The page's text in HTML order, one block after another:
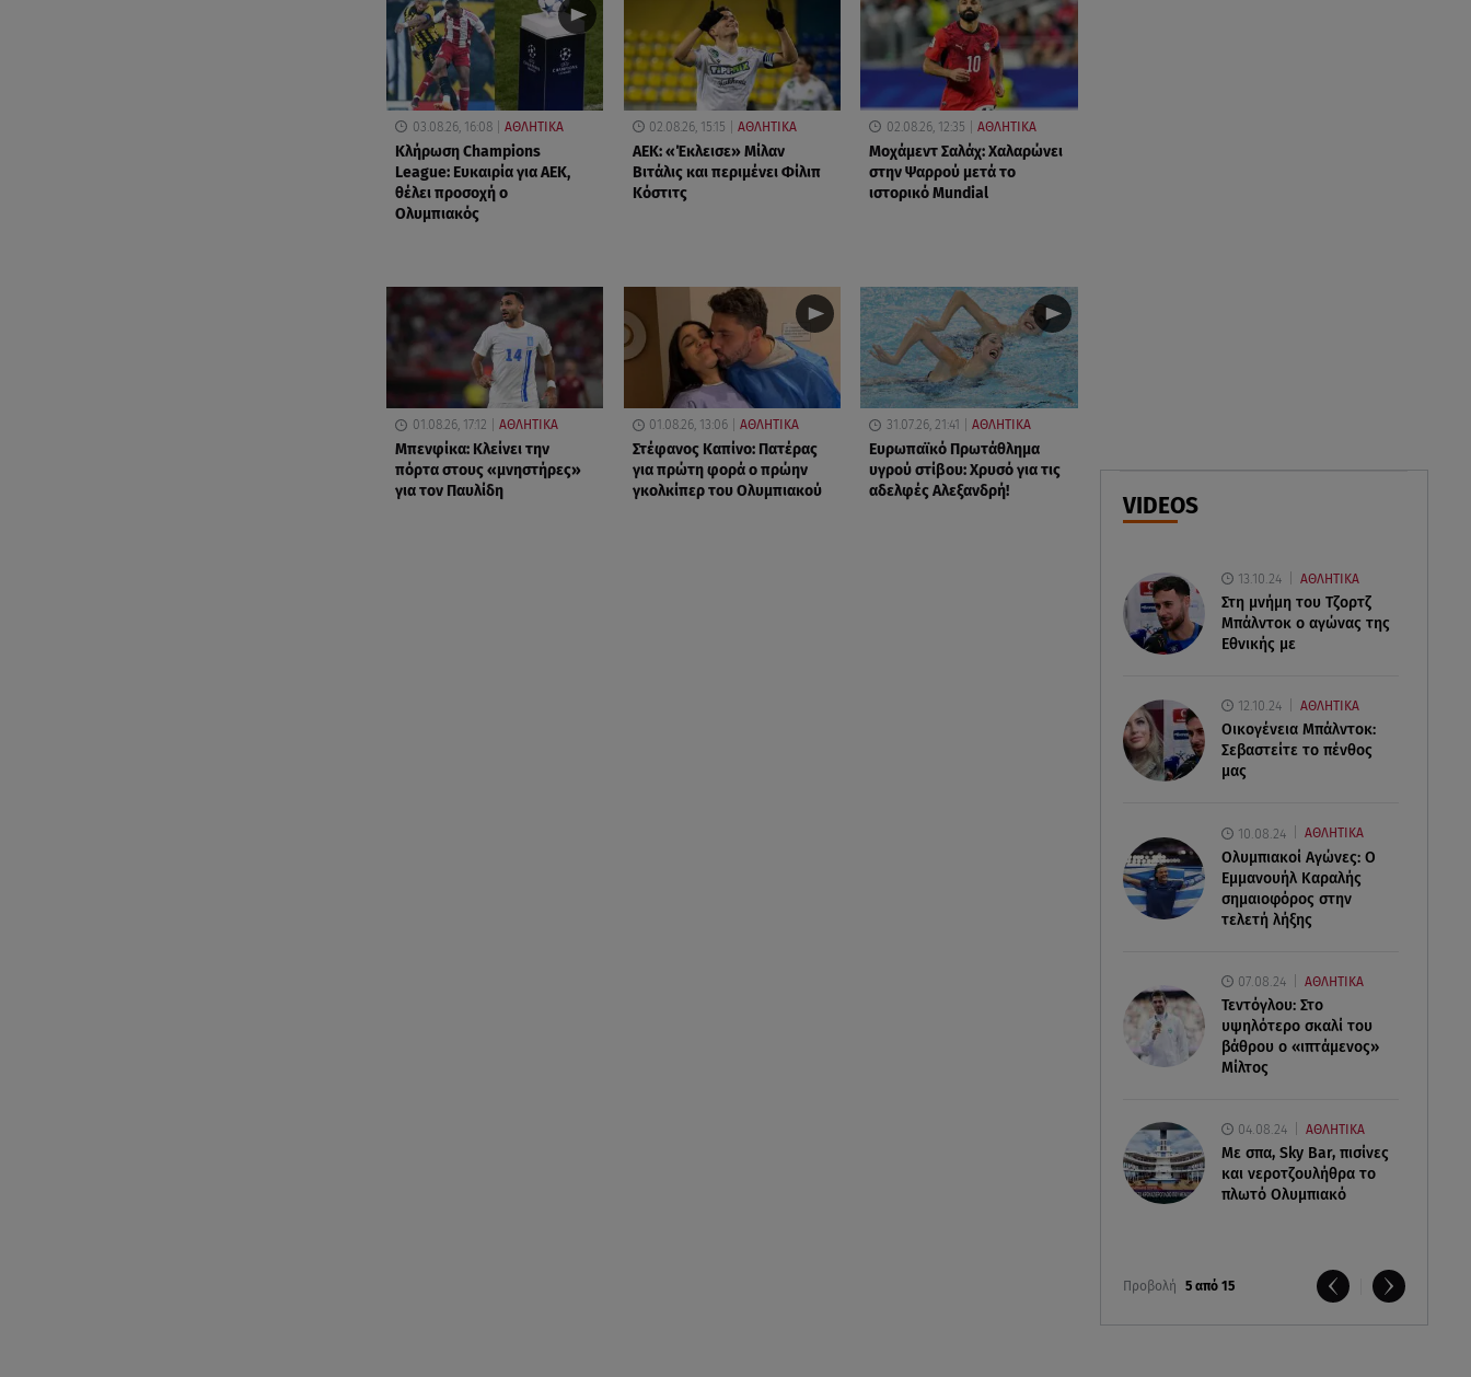
τις διακοπές της στο
κοσμοπολίτικο Κάπρι
Συμφωνία Ιράν – Ομάν για τα
Στενά του Ορμούζ
VIDEOS
13.10.24 ΑΘΛΗΤΙΚΑ
Στη μνήμη του Τζορτζ
Μπάλντοκ ο αγώνας της
Εθνικής με
12.10.24 ΑΘΛΗΤΙΚΑ
Οικογένεια Μπάλντοκ:
Σεβαστείτε το πένθος
μας
10.08.24 ΑΘΛΗΤΙΚΑ
Ολυμπιακοί Αγώνες: Ο
Εμμανουήλ Καραλής
σημαιοφόρος στην
τελετή λήξης
07.08.24 ΑΘΛΗΤΙΚΑ
Τεντόγλου: Στο
υψηλότερο σκαλί του
βάθρου ο «ιπτάμενος»
Μίλτος
04.08.24 ΑΘΛΗΤΙΚΑ
Με σπα, Sky Bar, πισίνες
και νεροτζουλήθρα το
πλωτό Ολυμπιακό
Προβολή 5 από 15
03.08.26, 16:08 ΑΘΛΗΤΙΚΑ
Κλήρωση Champions
League: Ευκαιρία για ΑΕΚ,
θέλει προσοχή ο
Ολυμπιακός
02.08.26, 15:15 ΑΘΛΗΤΙΚΑ
ΑΕΚ: «Έκλεισε» Μίλαν
Βιτάλις και περιμένει Φίλιπ
Κόστιτς
02.08.26, 12:35 ΑΘΛΗΤΙΚΑ
Μοχάμεντ Σαλάχ: Χαλαρώνει
στην Ψαρρού μετά το
ιστορικό Mundial
01.08.26, 17:12 ΑΘΛΗΤΙΚΑ
Μπενφίκα: Κλείνει την
πόρτα στους «μνηστήρες»
για τον Παυλίδη
01.08.26, 13:06 ΑΘΛΗΤΙΚΑ
Στέφανος Καπίνο: Πατέρας
για πρώτη φορά ο πρώην
γκολκίπερ του Ολυμπιακού
31.07.26, 21:41 ΑΘΛΗΤΙΚΑ
Ευρωπαϊκό Πρωτάθλημα
υγρού στίβου: Χρυσό για τις
αδελφές Αλεξανδρή!